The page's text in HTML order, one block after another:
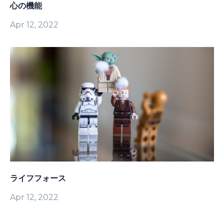
心の機能
Apr 12, 2022
ライフフォース
Apr 12, 2022